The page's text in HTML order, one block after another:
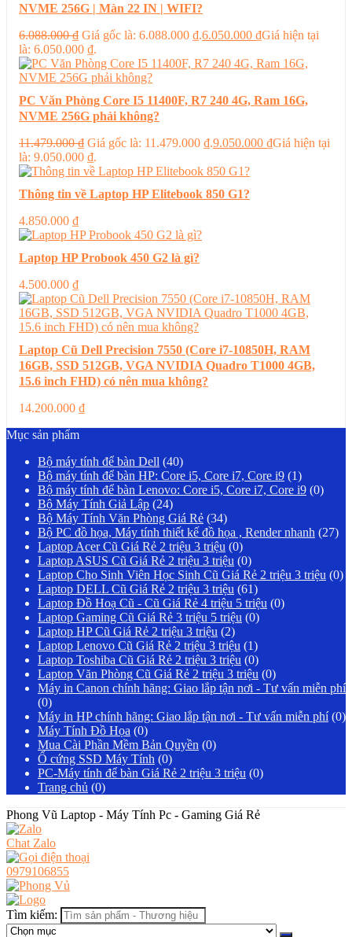
NVME 256G | Màn 22 IN | WIFI?
6.088.000₫ Giá gốc là: 6.088.000 ₫.6.050.000 ₫Giá hiện tại
là: 6.050.000 ₫.
PC Văn Phòng Core I5 11400F, R7 240 4G, Ram 16G,
NVME 256G phải không?
11.479.000₫ Giá gốc là: 11.479.000 ₫.9.050.000 ₫Giá hiện tại
là: 9.050.000 ₫.
Thông tin về Laptop HP Elitebook 850 G1?
4.850.000 ₫
Laptop HP Probook 450 G2 là gì?
4.500.000 ₫
Laptop Cũ Dell Precision 7550 (Core i7-10850H, RAM
16GB, SSD 512GB, VGA NVIDIA Quadro T1000 4GB,
15.6 inch FHD) có nên mua không?
14.200.000 ₫
Mục sản phẩm
Bộ máy tính để bàn Dell (40)
Bộ máy tính để bàn HP: Core i5, Core i7, Core i9 (1)
Bộ máy tính để bàn Lenovo: Core i5, Core i7, Core i9 (0)
Bộ Máy Tính Giả Lập (24)
Bộ Máy Tính Văn Phòng Giá Rẻ (34)
Bộ PC đồ họa, Máy tính thiết kế đồ họa , Render nhanh (27)
Laptop Acer Cũ Giá Rẻ 2 triệu 3 triệu (0)
Laptop ASUS Cũ Giá Rẻ 2 triệu 3 triệu (0)
Laptop Cho Sinh Viên Học Sinh Cũ Giá Rẻ 2 triệu 3 triệu (0)
Laptop DELL Cũ Giá Rẻ 2 triệu 3 triệu (61)
Laptop Đồ Hoạ Cũ - Cũ Giá Rẻ 4 triệu 5 triệu (0)
Laptop Gaming Cũ Giá Rẻ 3 triệu 5 triệu (0)
Laptop HP Cũ Giá Rẻ 2 triệu 3 triệu (2)
Laptop Lenovo Cũ Giá Rẻ 2 triệu 3 triệu (1)
Laptop Toshiba Cũ Giá Rẻ 2 triệu 3 triệu (0)
Laptop Văn Phòng Cũ Giá Rẻ 2 triệu 3 triệu (0)
Máy in Canon chính hãng: Giao lắp tận nơi - Tư vấn miễn phí
(0)
Máy in HP chính hãng: Giao lắp tận nơi - Tư vấn miễn phí (0)
Máy Tính Đồ Họa (0)
Mua Cài Phần Mềm Bản Quyền (0)
Ổ cứng SSD Máy Tính (0)
PC-Máy tính để bàn Giá Rẻ 2 triệu 3 triệu (0)
Trang chủ (0)
Phong Vũ Laptop - Máy Tính Pc - Gaming Giá Rẻ
Chat Zalo
0979106855
Tìm kiếm: